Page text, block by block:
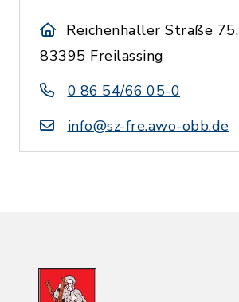
Reichenhaller Straße 75,
83395 Freilassing
0 86 54/66 05-0
info@sz-fre.awo-obb.de